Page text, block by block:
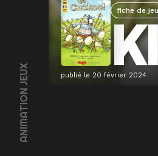
ANIMATION JEUX
fiche de jeu
publié le 20 février 2024